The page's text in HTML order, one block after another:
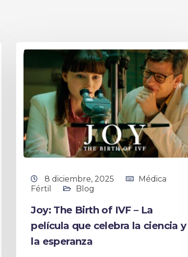
8 diciembre, 2025
Médica
Fértil
Blog
Joy: The Birth of IVF – La
película que celebra la ciencia y
la esperanza